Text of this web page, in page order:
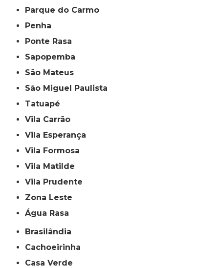
Parque do Carmo
Penha
Ponte Rasa
Sapopemba
São Mateus
São Miguel Paulista
Tatuapé
Vila Carrão
Vila Esperança
Vila Formosa
Vila Matilde
Vila Prudente
Zona Leste
Água Rasa
Brasilândia
Cachoeirinha
Casa Verde